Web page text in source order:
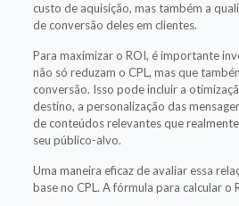
custo de aquisição, mas também a
de conversão deles em clientes.
Para maximizar o ROI, é importante
não só reduzam o CPL, mas que
conversão. Isso pode incluir a
destino, a personalização das
de conteúdos relevantes que
seu público-alvo.
Uma maneira eficaz de avaliar essa
base no CPL. A fórmula para calcular o